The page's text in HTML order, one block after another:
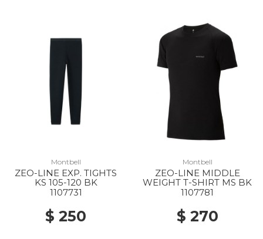
Montbell
ZEO-LINE EXP. TIGHTS
KS 105-120 BK
1107731
$ 250
Montbell
ZEO-LINE MIDDLE
WEIGHT T-SHIRT MS BK
1107781
$ 270